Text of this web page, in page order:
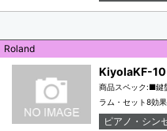
Roland
KiyolaKF-
商品スペック:■
ラム・セット8効
ピアノ・シン